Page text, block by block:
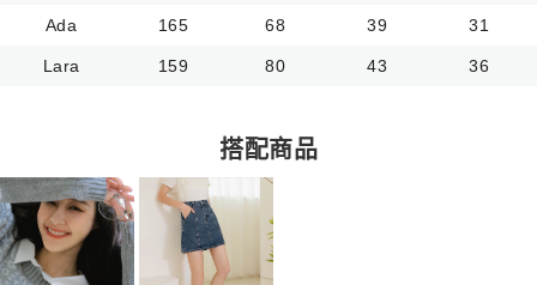
Ada 165 68 39 31
Lara 159 80 43 36
搭配商品